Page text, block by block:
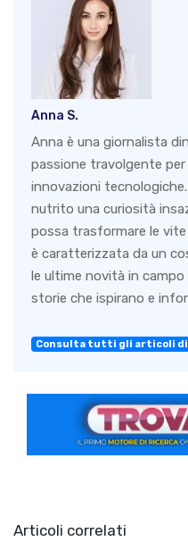
Anna S.
Anna è una giornalista
passione travolgente
innovazioni
nutrito una curiosità
possa trasformare le vite
è caratterizzata da un
le ultime novità in
storie che ispirano e
Consulta tutti gli articoli di
Articoli correlati